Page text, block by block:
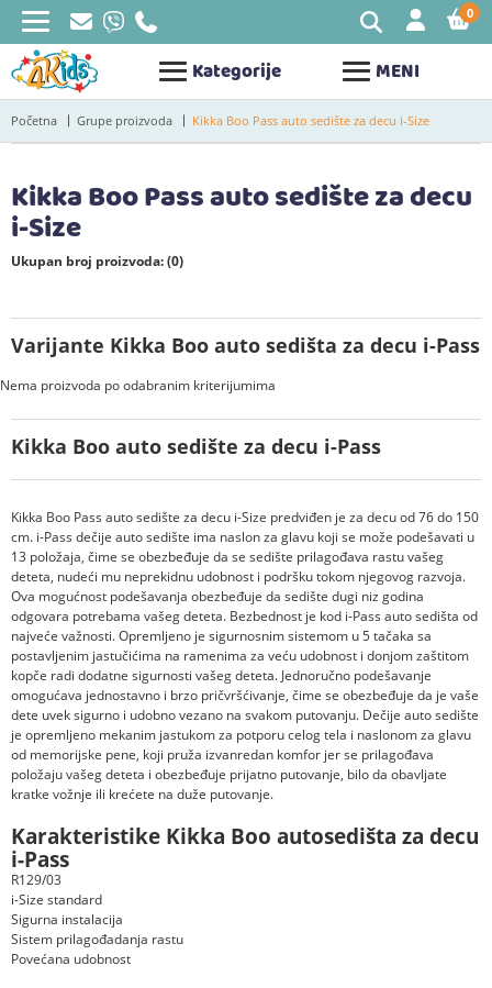
Kategorije MENI
0
Početna Grupe proizvoda Kikka Boo Pass auto sedište za decu i-Size
Kikka Boo Pass auto sedište za decu
i-Size
Ukupan broj proizvoda: (0)
Kikka Boo auto sedište za decu i-Pass
Kikka Boo Pass auto sedište za decu i-Size predviđen je za decu od 76 do 150
cm. i-Pass dečije auto sedište ima naslon za glavu koji se može podešavati u
13 položaja, čime se obezbeđuje da se sedište prilagođava rastu vašeg
deteta, nudeći mu neprekidnu udobnost i podršku tokom njegovog razvoja.
Ova mogućnost podešavanja obezbeđuje da sedište dugi niz godina
odgovara potrebama vašeg deteta. Bezbednost je kod i-Pass auto sedišta od
najveće važnosti. Opremljeno je sigurnosnim sistemom u 5 tačaka sa
postavljenim jastučićima na ramenima za veću udobnost i donjom zaštitom
kopče radi dodatne sigurnosti vašeg deteta. Jednoručno podešavanje
omogućava jednostavno i brzo pričvršćivanje, čime se obezbeđuje da je vaše
dete uvek sigurno i udobno vezano na svakom putovanju. Dečije auto sedište
je opremljeno mekanim jastukom za potporu celog tela i naslonom za glavu
od memorijske pene, koji pruža izvanredan komfor jer se prilagođava
položaju vašeg deteta i obezbeđuje prijatno putovanje, bilo da obavljate
kratke vožnje ili krećete na duže putovanje.
Karakteristike Kikka Boo autosedišta za decu
i-Pass
R129/03
i-Size standard
Sigurna instalacija
Sistem prilagođadanja rastu
Povećana udobnost
Varijante Kikka Boo auto sedišta za decu i-Pass
Nema proizvoda po odabranim kriterijumima